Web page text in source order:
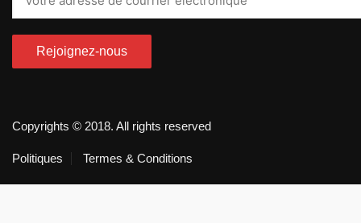
Copyrights © 2018. All rights reserved
Politiques Termes & Conditions